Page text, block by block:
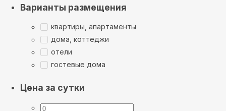
Варианты размещения
квартиры, апартаменты
дома, коттеджи
отели
гостевые дома
Цена за сутки